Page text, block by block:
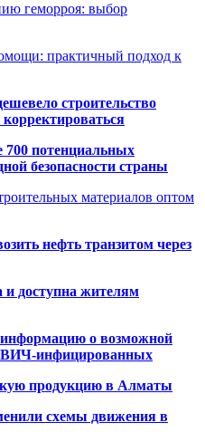
геморроя: выбор
практичный подход к
строительство
700 потенциальных
безопасности страны
материалов оптом
нефть транзитом через
доступна жителям
о возможной
ВИЧ-инфицированных
продукцию в Алматы
схемы движения в